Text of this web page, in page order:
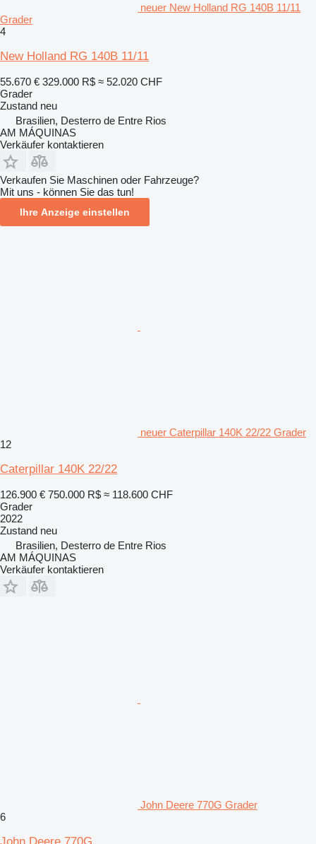
neuer New Holland RG 140B 11/11
Grader
4
New Holland RG 140B 11/11
55.670 € 329.000 R$ ≈ 52.020 CHF
Grader
Zustand neu
Brasilien, Desterro de Entre Rios
AM MÁQUINAS
Verkäufer kontaktieren
Verkaufen Sie Maschinen oder Fahrzeuge?
Mit uns - können Sie das tun!
Ihre Anzeige einstellen
neuer Caterpillar 140K 22/22 Grader
12
Caterpillar 140K 22/22
126.900 € 750.000 R$ ≈ 118.600 CHF
Grader
2022
Zustand neu
Brasilien, Desterro de Entre Rios
AM MÁQUINAS
Verkäufer kontaktieren
John Deere 770G Grader
6